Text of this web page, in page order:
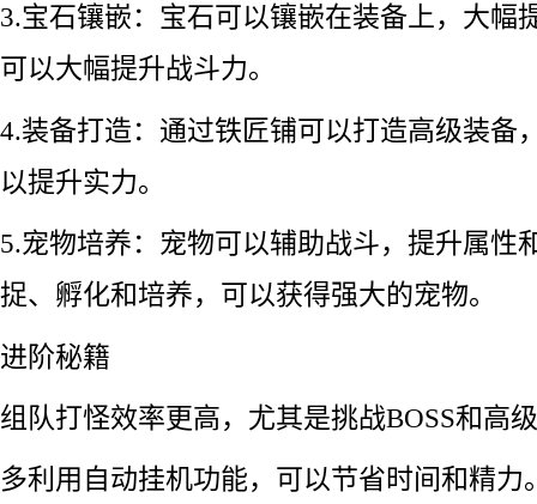
3.宝石镶嵌：宝石可以镶嵌在装备上，大幅
可以大幅提升战斗力。
4.装备打造：通过铁匠铺可以打造高级装备
以提升实力。
5.宠物培养：宠物可以辅助战斗，提升属性
捉、孵化和培养，可以获得强大的宠物。
进阶秘籍
组队打怪效率更高，尤其是挑战BOSS和高
多利用自动挂机功能，可以节省时间和精力